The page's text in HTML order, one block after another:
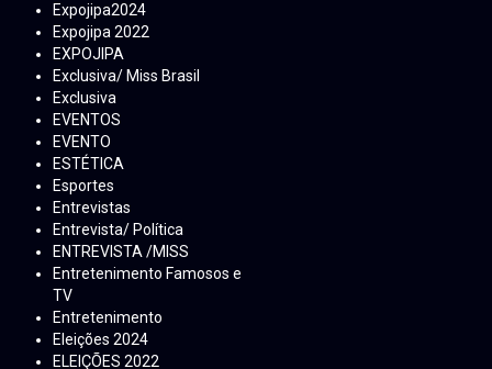
Expojipa2024
Expojipa 2022
EXPOJIPA
Exclusiva/ Miss Brasil
Exclusiva
EVENTOS
EVENTO
ESTÉTICA
Esportes
Entrevistas
Entrevista/ Política
ENTREVISTA /MISS
Entretenimento Famosos e
TV
Entretenimento
Eleições 2024
ELEIÇÕES 2022